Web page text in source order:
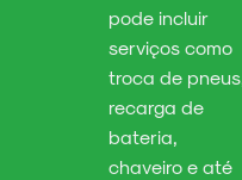
pode incluir
serviços como
troca de pneus,
recarga de
bateria,
chaveiro e até